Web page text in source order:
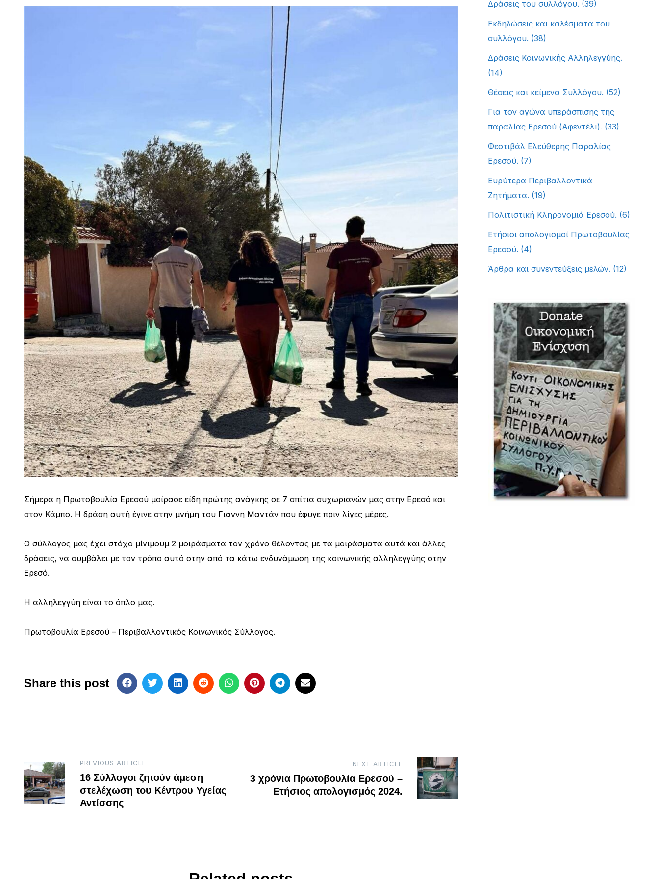
Σήμερα η Πρωτοβουλία Ερεσού μοίρασε είδη πρώτης ανάγκης σε 7 σπίτια συχωριανών μας στην Ερεσό και
στον Κάμπο. Η δράση αυτή έγινε στην μνήμη του Γιάννη Μαντάν που έφυγε πριν λίγες μέρες.
Ο σύλλογος μας έχει στόχο μίνιμουμ 2 μοιράσματα τον χρόνο θέλοντας με τα μοιράσματα αυτά και άλλες
δράσεις, να συμβάλει με τον τρόπο αυτό στην από τα κάτω ενδυνάμωση της κοινωνικής αλληλεγγύης στην
Ερεσό.
Η αλληλεγγύη είναι το όπλο μας.
Πρωτοβουλία Ερεσού – Περιβαλλοντικός Κοινωνικός Σύλλογος.
Share this post
Post
navigation
PREVIOUS ARTICLE
16 Σύλλογοι ζητούν άμεση
στελέχωση του Κέντρου Υγείας
Αντίσσης
NEXT ARTICLE
3 χρόνια Πρωτοβουλία Ερεσού –
Ετήσιος απολογισμός 2024.
Δράσεις του συλλόγου. (39)
Εκδηλώσεις και καλέσματα του
συλλόγου. (38)
Δράσεις Κοινωνικής Αλληλεγγύης.
(14)
Θέσεις και κείμενα Συλλόγου. (52)
Για τον αγώνα υπεράσπισης της
παραλίας Ερεσού (Αφεντέλι). (33)
Φεστιβάλ Ελεύθερης Παραλίας
Ερεσού. (7)
Ευρύτερα Περιβαλλοντικά
Ζητήματα. (19)
Πολιτιστική Κληρονομιά Ερεσού. (6)
Ετήσιοι απολογισμοί Πρωτοβουλίας
Ερεσού. (4)
Άρθρα και συνεντεύξεις μελών. (12)